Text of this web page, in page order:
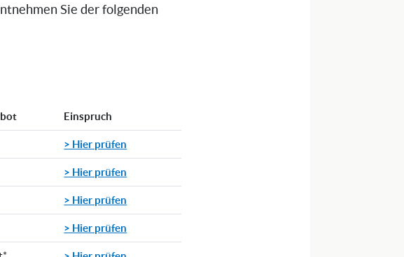
Sie der folgenden
Einspruch
> Hier prüfen
> Hier prüfen
> Hier prüfen
> Hier prüfen